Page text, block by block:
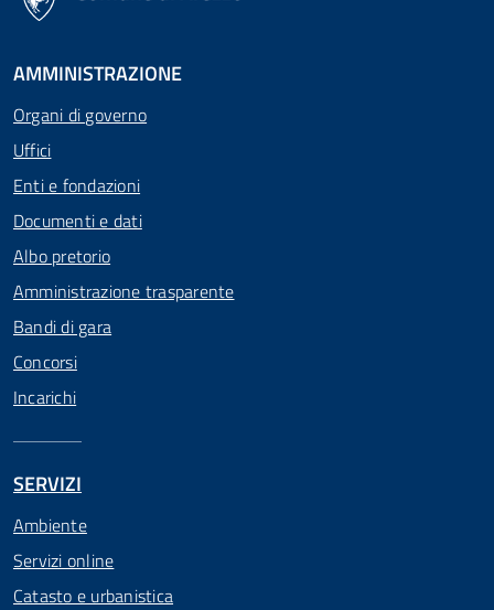
AMMINISTRAZIONE
Organi di governo
Uffici
Enti e fondazioni
Documenti e dati
Albo pretorio
Amministrazione trasparente
Bandi di gara
Concorsi
Incarichi
SERVIZI
Ambiente
Servizi online
Catasto e urbanistica